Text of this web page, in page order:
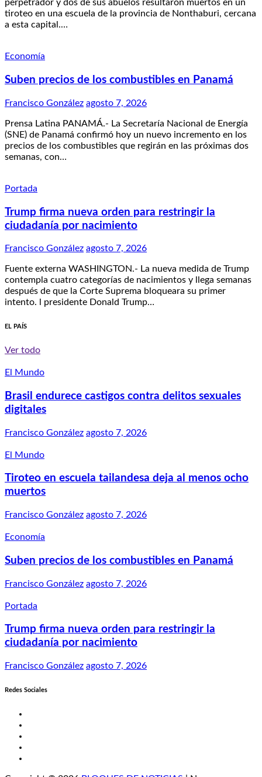
perpetrador y dos de sus abuelos resultaron muertos en un
tiroteo en una escuela de la provincia de Nonthaburi, cercana
a esta capital.…
Economía
Suben precios de los combustibles en Panamá
Francisco González agosto 7, 2026
Prensa Latina PANAMÁ.- La Secretaría Nacional de Energía
(SNE) de Panamá confirmó hoy un nuevo incremento en los
precios de los combustibles que regirán en las próximas dos
semanas, con…
Portada
Trump firma nueva orden para restringir la
ciudadanía por nacimiento
Francisco González agosto 7, 2026
Fuente externa WASHINGTON.- La nueva medida de Trump
contempla cuatro categorías de nacimientos y llega semanas
después de que la Corte Suprema bloqueara su primer
intento. l presidente Donald Trump…
EL PAÍS
Ver todo
El Mundo
Brasil endurece castigos contra delitos sexuales
digitales
Francisco González agosto 7, 2026
El Mundo
Tiroteo en escuela tailandesa deja al menos ocho
muertos
Francisco González agosto 7, 2026
Economía
Suben precios de los combustibles en Panamá
Francisco González agosto 7, 2026
Portada
Trump firma nueva orden para restringir la
ciudadanía por nacimiento
Francisco González agosto 7, 2026
Redes Sociales